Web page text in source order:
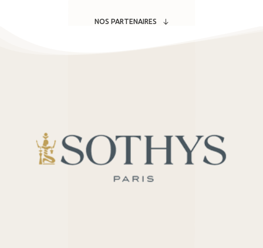
NOS PARTENAIRES